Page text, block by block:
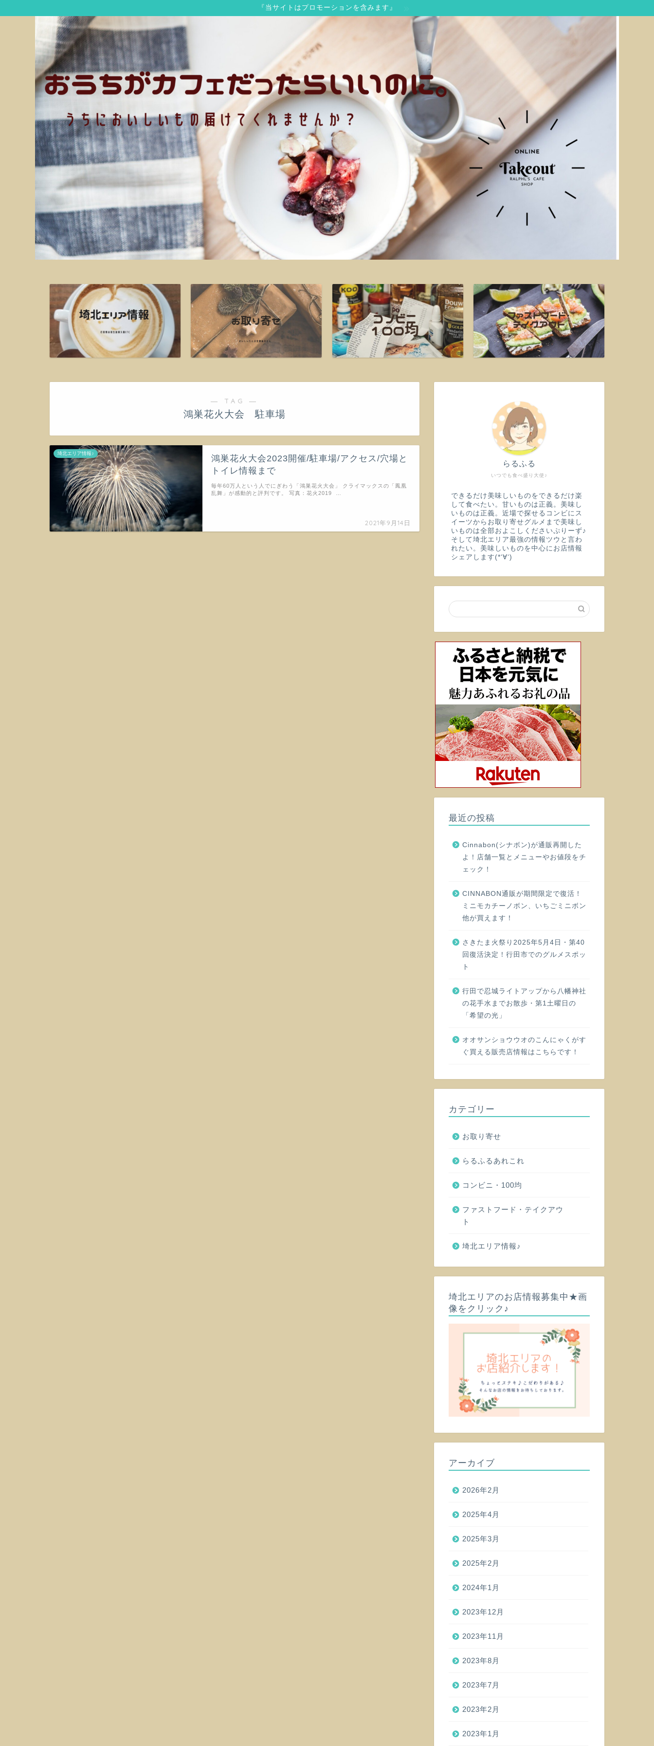
『当サイトはプロモーションを含みます』
― TAG ―
鴻巣花火大会 駐車場
埼北エリア情報♪
鴻巣花火大会2023開催/駐車場/アクセス/穴場と
トイレ情報まで
2021年9月14日
毎年60万人という人でにぎわう「鴻巣花火大会」 クライマックスの「鳳凰
乱舞」が感動的と評判です。 写真：花火2019 …
いつでも食べ盛り大使♪
らるふる
できるだけ美味しいものをできるだけ楽
して食べたい。甘いものは正義。美味し
いものは正義。近場で探せるコンビにス
イーツからお取り寄せグルメまで美味し
いものは全部およこしくださいぷりーず♪
そして埼北エリア最強の情報ツウと言わ
れたい。美味しいものを中心にお店情報
シェアします(*‘∀‘)
最近の投稿
Cinnabon(シナボン)が通販再開した
よ！店舗一覧とメニューやお値段をチ
ェック！
CINNABON通販が期間限定で復活！
ミニモカチーノボン、いちごミニボン
他が買えます！
さきたま火祭り2025年5月4日・第40
回復活決定！行田市でのグルメスポッ
ト
行田で忍城ライトアップから八幡神社
の花手水までお散歩・第1土曜日の
「希望の光」
オオサンショウウオのこんにゃくがす
ぐ買える販売店情報はこちらです！
カテゴリー
お取り寄せ
らるふるあれこれ
コンビニ・100均
ファストフード・テイクアウ
ト
埼北エリア情報♪
埼北エリアのお店情報募集中★画
像をクリック♪
アーカイブ
2026年2月
2025年4月
2025年3月
2025年2月
2024年1月
2023年12月
2023年11月
2023年8月
2023年7月
2023年2月
2023年1月